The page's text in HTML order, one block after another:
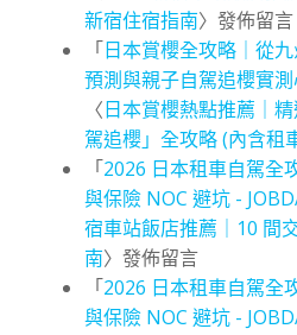
新宿住宿指南〉發佈留言
「日本賞櫻全攻略｜從
預測與親子自駕追櫻實
〈日本賞櫻熱點推薦｜
駕追櫻」全攻略 (內含租
「2026 日本租車自駕全
與保險 NOC 避坑 -
宿車站飯店推薦｜10 間
南〉發佈留言
「2026 日本租車自駕全
與保險 NOC 避坑 -